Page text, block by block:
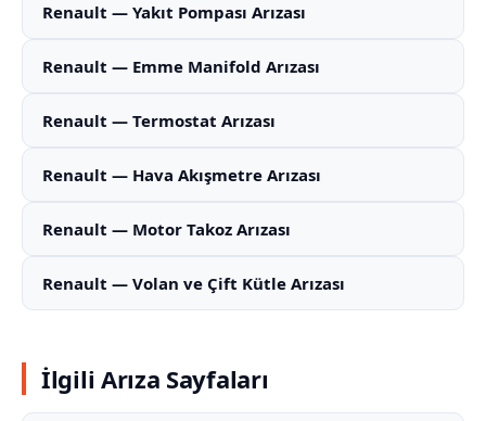
Renault — Yakıt Pompası Arızası
Renault — Emme Manifold Arızası
Renault — Termostat Arızası
Renault — Hava Akışmetre Arızası
Renault — Motor Takoz Arızası
Renault — Volan ve Çift Kütle Arızası
İlgili Arıza Sayfaları